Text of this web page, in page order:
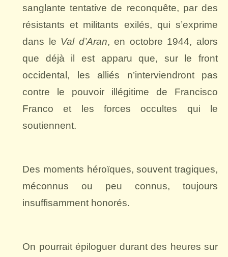
sanglante tentative de reconquête, par des
résistants et militants exilés, qui s’exprime
dans le Val d’Aran, en octobre 1944, alors
que déjà il est apparu que, sur le front
occidental, les alliés n’interviendront pas
contre le pouvoir illégitime de Francisco
Franco et les forces occultes qui le
soutiennent.
Des moments héroïques, souvent tragiques,
méconnus ou peu connus, toujours
insuffisamment honorés.
On pourrait épiloguer durant des heures sur